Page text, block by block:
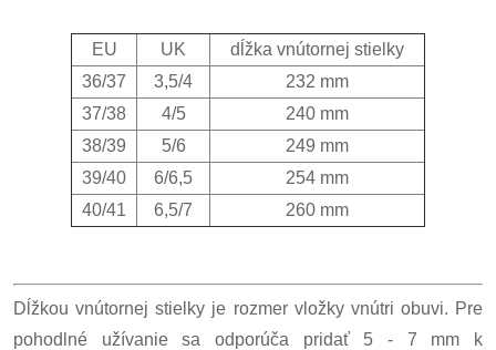
EU UK
dĺžka vnútornej stielky
36/37
3,5/4
232 mm
37/38
4/5
240 mm
38/39
5/6
249 mm
39/40
6/6,5
254 mm
40/41
6,5/7 260 mm
Dĺžkou vnútornej stielky je rozmer vložky vnútri obuvi. Pre
pohodlné užívanie sa odporúča pridať 5 - 7 mm k